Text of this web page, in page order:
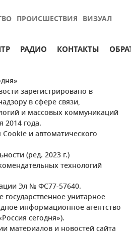
ПРОИСШЕСТВИЯ ВИЗУАЛ
РАДИО КОНТАКТЫ
зарегистрировано в
в сфере связи,
и массовых коммуникаций
2014 года.
и автоматического
(ред. 2023 г.)
технологий
Эл № ФС77-57640.
унитарное
информационное агентство
сегодня»).